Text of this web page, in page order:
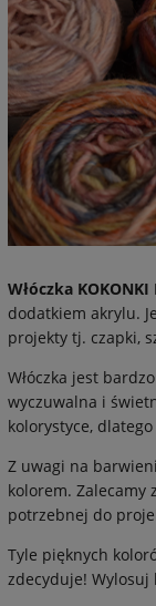
Włóczka KOKONKI
dodatkiem akrylu.
projekty tj. czapki,
Włóczka jest
wyczuwalna i
kolorystyce,
Z uwagi na
kolorem. Zalecamy
potrzebnej do
Tyle pięknych
zdecyduje!